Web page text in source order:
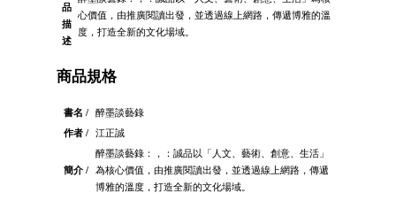
品
描
述
心價值，由推廣閱讀出發，並透過線上網路，傳遞博雅的溫
度，打造全新的文化場域。
商品規格
書名 /
醉墨談藝錄
作者 /
江正誠
簡介 /
醉墨談藝錄：，：誠品以「人文、藝術、創意、生活」
為核心價值，由推廣閱讀出發，並透過線上網路，傳遞
博雅的溫度，打造全新的文化場域。